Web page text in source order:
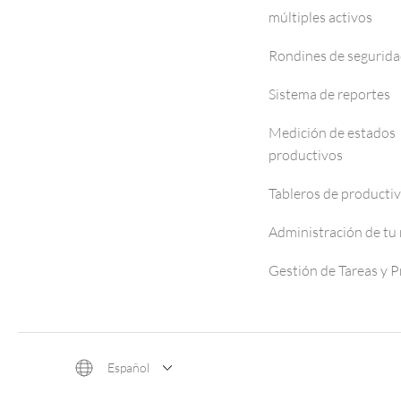
múltiples activos
Rondines de
Sistema de reportes
Medición de estados
productivos
Tableros de
Administración de tu
Gestión de Tareas y
Español